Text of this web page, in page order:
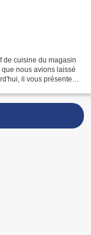
de cuisine du magasin
nous avions laissé
il vous présente